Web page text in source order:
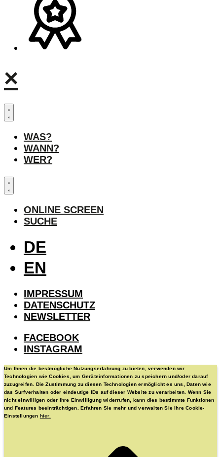
×
WAS?
WANN?
WER?
ONLINE SCREEN
SUCHE
DE
EN
IMPRESSUM
DATENSCHUTZ
NEWSLETTER
FACEBOOK
INSTAGRAM
Um Ihnen die bestmögliche Nutzungserfahrung zu bieten, verwenden wir
Technologien wie Cookies, um Geräteinformationen zu speichern und/oder darauf
zuzugreifen. Die Zustimmung zu diesen Technologien ermöglicht es uns, Daten wie
das Surfverhalten oder eindeutige IDs auf dieser Website zu verarbeiten. Wenn Sie
nicht einwilligen oder Ihre Einwilligung widerrufen, kann dies bestimmte Funktionen
und Features beeinträchtigen. Erfahren Sie mehr und verwalten Sie Ihre Cookie-
Einstellungen hier.